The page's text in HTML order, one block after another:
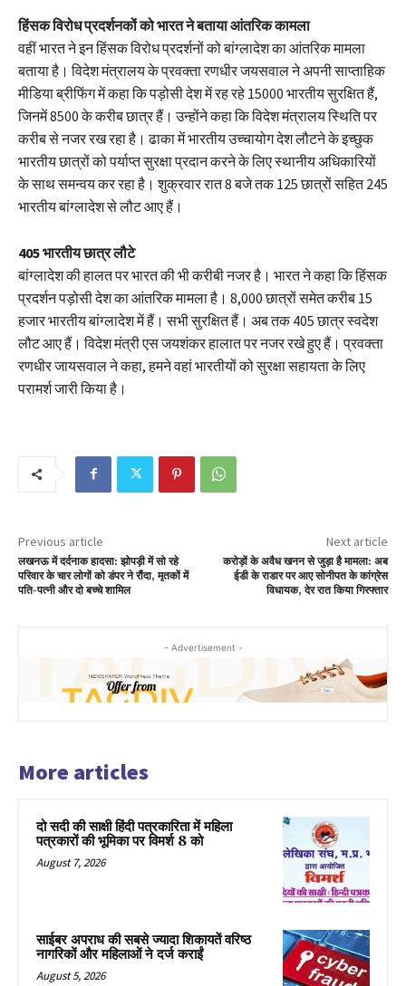
हिंसक विरोध प्रदर्शनकों को भारत ने बताया आंतरिक कामला
वहीं भारत ने इन हिंसक विरोध प्रदर्शनों को बांग्लादेश का आंतरिक मामला
बताया है। विदेश मंत्रालय के प्रवक्ता रणधीर जयसवाल ने अपनी साप्ताहिक
मीडिया ब्रीफिंग में कहा कि पड़ोसी देश में रह रहे 15000 भारतीय सुरक्षित हैं,
जिनमें 8500 के करीब छात्र हैं। उन्होंने कहा कि विदेश मंत्रालय स्थिति पर
करीब से नजर रख रहा है। ढाका में भारतीय उच्चायोग देश लौटने के इच्छुक
भारतीय छात्रों को पर्याप्त सुरक्षा प्रदान करने के लिए स्थानीय अधिकारियों
के साथ समन्वय कर रहा है। शुक्रवार रात 8 बजे तक 125 छात्रों सहित 245
भारतीय बांग्लादेश से लौट आए हैं।
405 भारतीय छात्र लौटे
बांग्लादेश की हालत पर भारत की भी करीबी नजर है। भारत ने कहा कि हिंसक
प्रदर्शन पड़ोसी देश का आंतरिक मामला है। 8,000 छात्रों समेत करीब 15
हजार भारतीय बांग्लादेश में हैं। सभी सुरक्षित हैं। अब तक 405 छात्र स्वदेश
लौट आए हैं। विदेश मंत्री एस जयशंकर हालात पर नजर रखे हुए हैं। प्रवक्ता
रणधीर जायसवाल ने कहा, हमने वहां भारतीयों को सुरक्षा सहायता के लिए
परामर्श जारी किया है।
Previous article
लखनऊ में दर्दनाक हादसा: झोपड़ी में सो रहे
परिवार के चार लोगों को डंपर ने रौंदा, मृतकों में
पति-पत्नी और दो बच्चे शामिल
Next article
करोड़ों के अवैध खनन से जुड़ा है मामला: अब
ईडी के राडार पर आए सोनीपत के कांग्रेस
विधायक, देर रात किया गिरफ्तार
- Advertisement -
More articles
दो सदी की साक्षी हिंदी पत्रकारिता में महिला
पत्रकारों की भूमिका पर विमर्श 8 को
August 7, 2026
साईबर अपराध की सबसे ज्यादा शिकायतें वरिष्ठ
नागरिकों और महिलाओं ने दर्ज कराईं
August 5, 2026